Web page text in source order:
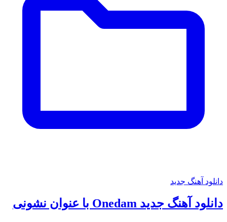
دانلود آهنگ جدید
دانلود آهنگ جدید Onedam با عنوان نشونی